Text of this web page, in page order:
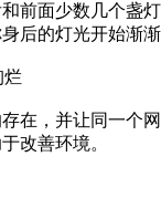
前面少数几个盏
后的灯光开始渐
烂
，并让同一个
改善环境。